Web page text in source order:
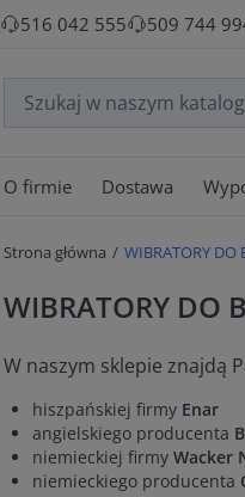
516 042 555 509 744
O firmie Dostawa
Strona główna WIBRATORY DO
WIBRATORY DO
W naszym sklepie znajdą
hiszpańskiej firmy Enar
angielskiego producenta
niemieckiej firmy Wacker
niemieckiego producenta